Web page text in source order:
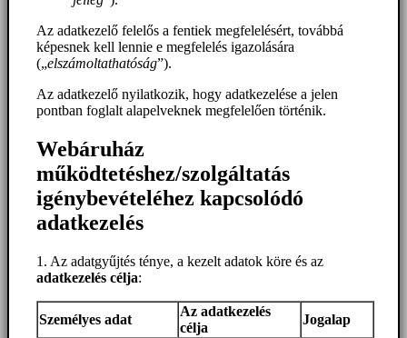
Az adatkezelő felelős a fentiek megfelelésért, továbbá
képesnek kell lennie e megfelelés igazolására
(„elszámoltathatóság”).
Az adatkezelő nyilatkozik, hogy adatkezelése a jelen
pontban foglalt alapelveknek megfelelően történik.
Webáruház
működtetéshez/szolgáltatás
igénybevételéhez kapcsolódó
adatkezelés
1. Az adatgyűjtés ténye, a kezelt adatok köre és az
adatkezelés célja:
Személyes adat
Az adatkezelés
célja
Jogalap